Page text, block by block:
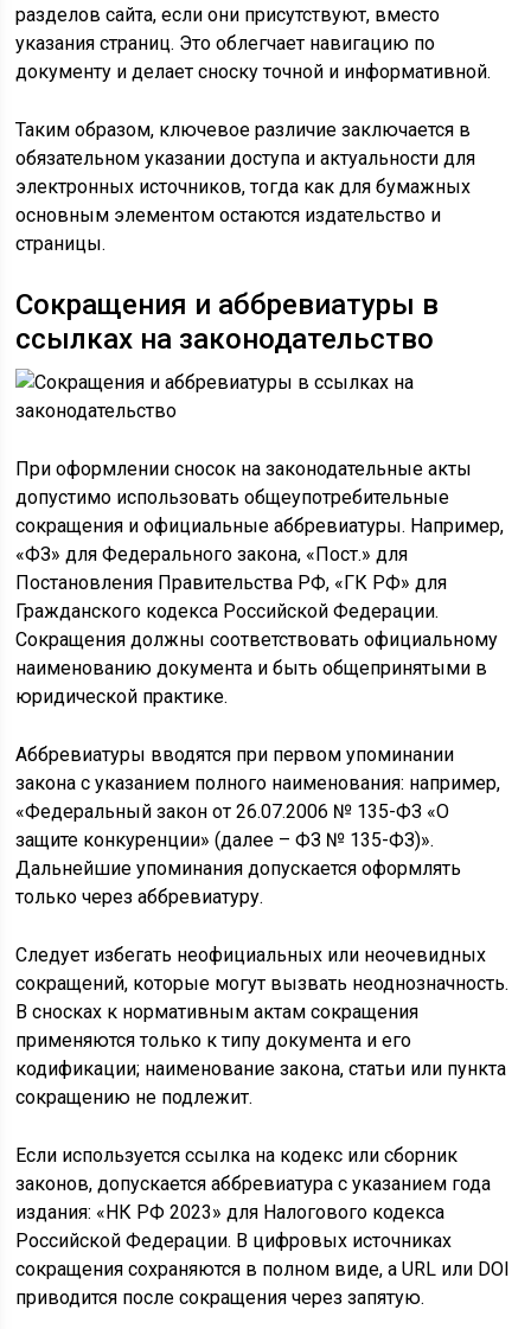
разделов сайта, если они присутствуют, вместо
указания страниц. Это облегчает навигацию по
документу и делает сноску точной и информативной.
Таким образом, ключевое различие заключается в
обязательном указании доступа и актуальности для
электронных источников, тогда как для бумажных
основным элементом остаются издательство и
страницы.
Сокращения и аббревиатуры в
ссылках на законодательство
При оформлении сносок на законодательные акты
допустимо использовать общеупотребительные
сокращения и официальные аббревиатуры. Например,
«ФЗ» для Федерального закона, «Пост.» для
Постановления Правительства РФ, «ГК РФ» для
Гражданского кодекса Российской Федерации.
Сокращения должны соответствовать официальному
наименованию документа и быть общепринятыми в
юридической практике.
Аббревиатуры вводятся при первом упоминании
закона с указанием полного наименования: например,
«Федеральный закон от 26.07.2006 № 135-ФЗ «О
защите конкуренции» (далее – ФЗ № 135-ФЗ)».
Дальнейшие упоминания допускается оформлять
только через аббревиатуру.
Следует избегать неофициальных или неочевидных
сокращений, которые могут вызвать неоднозначность.
В сносках к нормативным актам сокращения
применяются только к типу документа и его
кодификации; наименование закона, статьи или пункта
сокращению не подлежит.
Если используется ссылка на кодекс или сборник
законов, допускается аббревиатура с указанием года
издания: «НК РФ 2023» для Налогового кодекса
Российской Федерации. В цифровых источниках
сокращения сохраняются в полном виде, а URL или DOI
приводится после сокращения через запятую.